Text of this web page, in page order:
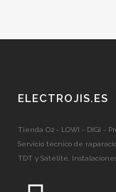
ELECTROJIS.ES
Tienda O2 - LOWI - DIGI -
Servicio técnico de
TDT y Satélite,